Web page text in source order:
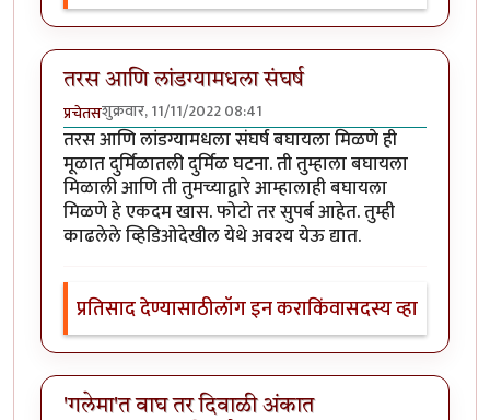
तरस आणि लांडग्यामधला संघर्ष
प्रचेतसशुक्रवार, 11/11/2022 08:41
तरस आणि लांडग्यामधला संघर्ष बघायला मिळणे ही
मूळात दुर्मिळातली दुर्मिळ घटना. ती तुम्हाला बघायला
मिळाली आणि ती तुमच्याद्वारे आम्हालाही बघायला
मिळणे हे एकदम खास. फोटो तर सुपर्ब आहेत. तुम्ही
काढलेले व्हिडिओदेखील येथे अवश्य येऊ द्यात.
प्रतिसाद देण्यासाठीलॉग इन कराकिंवासदस्य व्हा
'गलेमा'त वाघ तर दिवाळी अंकात